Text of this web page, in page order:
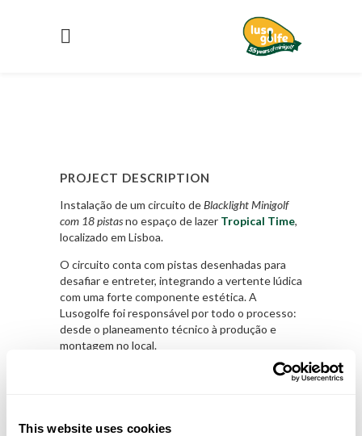
This website uses cookies
PROJECT DESCRIPTION
Instalação de um circuito deBlacklight Minigolf
com 18 pistasno espaço de lazer Tropical Time,
localizado em Lisboa.
O circuito conta com pistas desenhadas para
desafiar e entreter, integrando a vertente lúdica
com uma forte componente estética. A
Lusogolfe foi responsável por todo o processo:
desde o planeamento técnico à produção e
montagem no local.